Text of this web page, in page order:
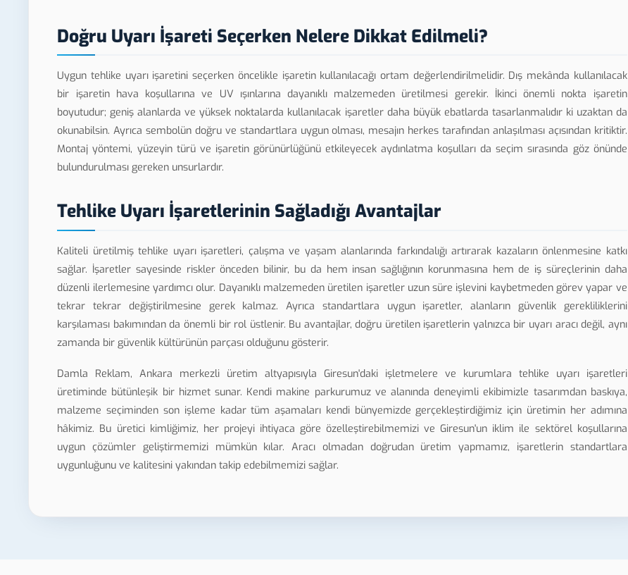
Doğru Uyarı İşareti Seçerken Nelere Dikkat Edilmeli?
Uygun tehlike uyarı işaretini seçerken öncelikle işaretin kullanılacağı ortam değerlendirilmelidir. Dış mekânda kullanılacak
bir işaretin hava koşullarına ve UV ışınlarına dayanıklı malzemeden üretilmesi gerekir. İkinci önemli nokta işaretin
boyutudur; geniş alanlarda ve yüksek noktalarda kullanılacak işaretler daha büyük ebatlarda tasarlanmalıdır ki uzaktan da
okunabilsin. Ayrıca sembolün doğru ve standartlara uygun olması, mesajın herkes tarafından anlaşılması açısından kritiktir.
Montaj yöntemi, yüzeyin türü ve işaretin görünürlüğünü etkileyecek aydınlatma koşulları da seçim sırasında göz önünde
bulundurulması gereken unsurlardır.
Tehlike Uyarı İşaretlerinin Sağladığı Avantajlar
Kaliteli üretilmiş tehlike uyarı işaretleri, çalışma ve yaşam alanlarında farkındalığı artırarak kazaların önlenmesine katkı
sağlar. İşaretler sayesinde riskler önceden bilinir, bu da hem insan sağlığının korunmasına hem de iş süreçlerinin daha
düzenli ilerlemesine yardımcı olur. Dayanıklı malzemeden üretilen işaretler uzun süre işlevini kaybetmeden görev yapar ve
tekrar tekrar değiştirilmesine gerek kalmaz. Ayrıca standartlara uygun işaretler, alanların güvenlik gerekliliklerini
karşılaması bakımından da önemli bir rol üstlenir. Bu avantajlar, doğru üretilen işaretlerin yalnızca bir uyarı aracı değil, aynı
zamanda bir güvenlik kültürünün parçası olduğunu gösterir.
Damla Reklam, Ankara merkezli üretim altyapısıyla Giresun'daki işletmelere ve kurumlara tehlike uyarı işaretleri
üretiminde bütünleşik bir hizmet sunar. Kendi makine parkurumuz ve alanında deneyimli ekibimizle tasarımdan baskıya,
malzeme seçiminden son işleme kadar tüm aşamaları kendi bünyemizde gerçekleştirdiğimiz için üretimin her adımına
hâkimiz. Bu üretici kimliğimiz, her projeyi ihtiyaca göre özelleştirebilmemizi ve Giresun'un iklim ile sektörel koşullarına
uygun çözümler geliştirmemizi mümkün kılar. Aracı olmadan doğrudan üretim yapmamız, işaretlerin standartlara
uygunluğunu ve kalitesini yakından takip edebilmemizi sağlar.